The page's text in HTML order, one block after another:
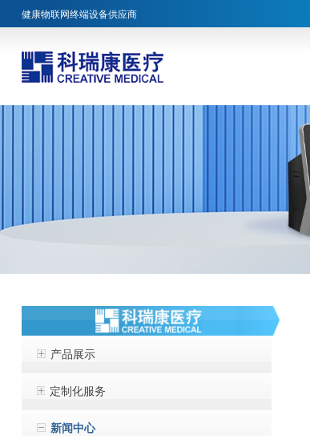
健康物联网终端设备供应商
产品展示
定制化服务
新闻中心